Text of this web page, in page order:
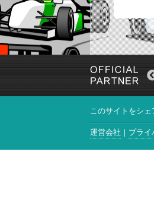
このサイトをシェ
運営会社 プライ